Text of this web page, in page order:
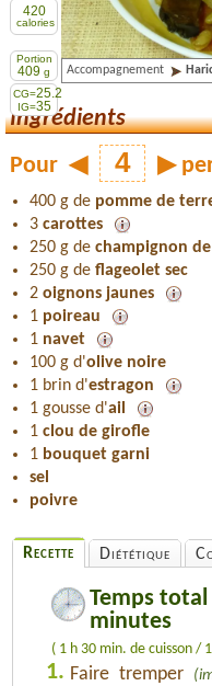
420
calories
Portion
409 g
CG=25.2
IG=35
Accompagnement
Ingrédients
Pour ◀ ▶
400 g de pomme de
3 carottes
250 g de champignon
250 g de flageolet sec
2 oignons jaunes
1 poireau
1 navet
100 g d'olive noire
1 brin d'estragon
1 gousse d'ail
1 clou de girofle
1 bouquet garni
sel
poivre
Recette Diététique
Temps
minutes
( 1 h 30 min. de cuisson /
1. Faire tremper